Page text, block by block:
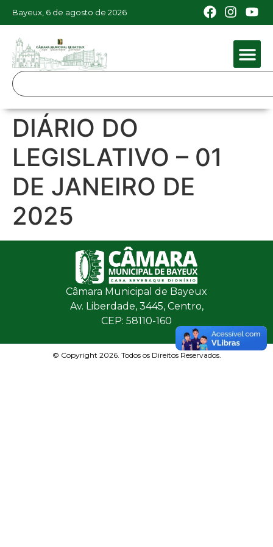
Bayeux, 6 de agosto de 2026
DIÁRIO DO
LEGISLATIVO – 01
DE JANEIRO DE
2025
Câmara Municipal de Bayeux
Av. Liberdade, 3445, Centro,
CEP: 58110-160
© Copyright 2026. Todos os Direitos Reservados.